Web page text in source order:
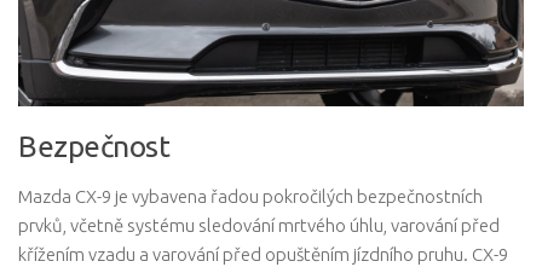
Bezpečnost
Mazda CX-9 je vybavena řadou pokročilých bezpečnostních
prvků, včetně systému sledování mrtvého úhlu, varování před
křížením vzadu a varování před opuštěním jízdního pruhu. CX-9